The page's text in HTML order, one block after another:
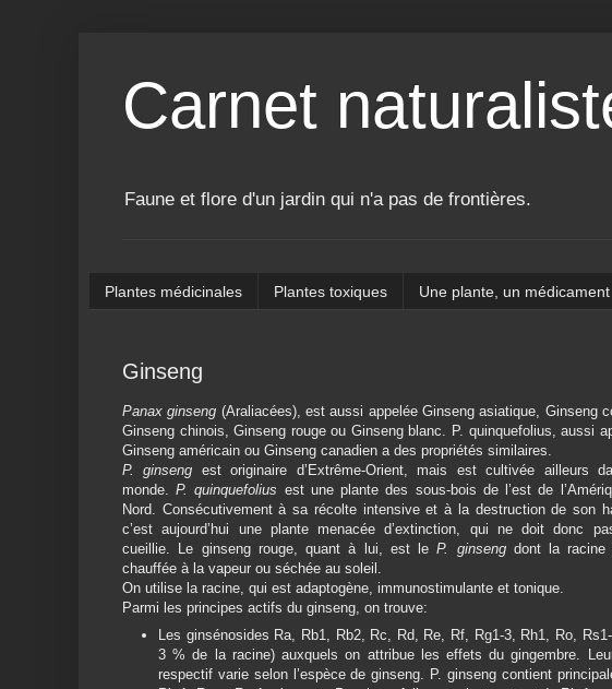
Carnet
Faune et flore d'un jardin qui n'a pas de frontières.
Plantes médicinales Plantes toxiques Une plante, un médicament
Ginseng
Panax ginseng (Araliacées), est aussi appelée Ginseng asiatique, Ginseng
Ginseng chinois, Ginseng rouge ou Ginseng blanc. P. quinquefolius, aussi
Ginseng américain ou Ginseng canadien a des propriétés similaires.
P. ginseng est originaire d’Extrême-Orient, mais est cultivée ailleurs
monde.P. quinquefolius est une plante des sous-bois de l’est de
Nord. Consécutivement à sa récolte intensive et à la destruction de son
c’est aujourd’hui une plante menacée d’extinction, qui ne doit donc
cueillie. Le ginseng rouge, quant à lui, est leP. ginseng dont la
chauffée à la vapeur ou séchée au soleil.
On utilise la racine, qui est adaptogène, immunostimulante et tonique.
Parmi les principes actifs du ginseng, on trouve:
Les ginsénosides Ra, Rb1, Rb2, Rc, Rd, Re, Rf, Rg1-3, Rh1, Ro,
3 % de la racine) auxquels on attribue les effets du gingembre.
respectif varie selon l’espèce de ginseng. P. ginseng contient